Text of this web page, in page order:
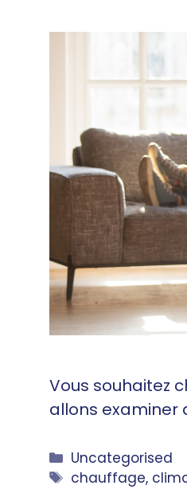
Vous souhaitez
allons examiner
Catégories
Uncategorised
Étiquettes
chauffage,